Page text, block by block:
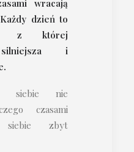
wracają
dzień to
z której
i
siebie nie
czasami
zbyt